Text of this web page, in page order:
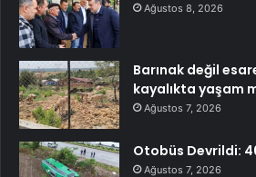
Ağustos 8, 2026
Barınak değil
kayalıkta yaşam
Ağustos 7, 2026
Otobüs Devrildi:
Ağustos 7, 2026